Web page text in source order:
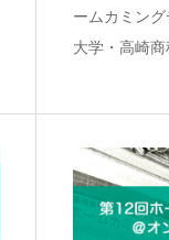
ームカミン
大学・高崎商